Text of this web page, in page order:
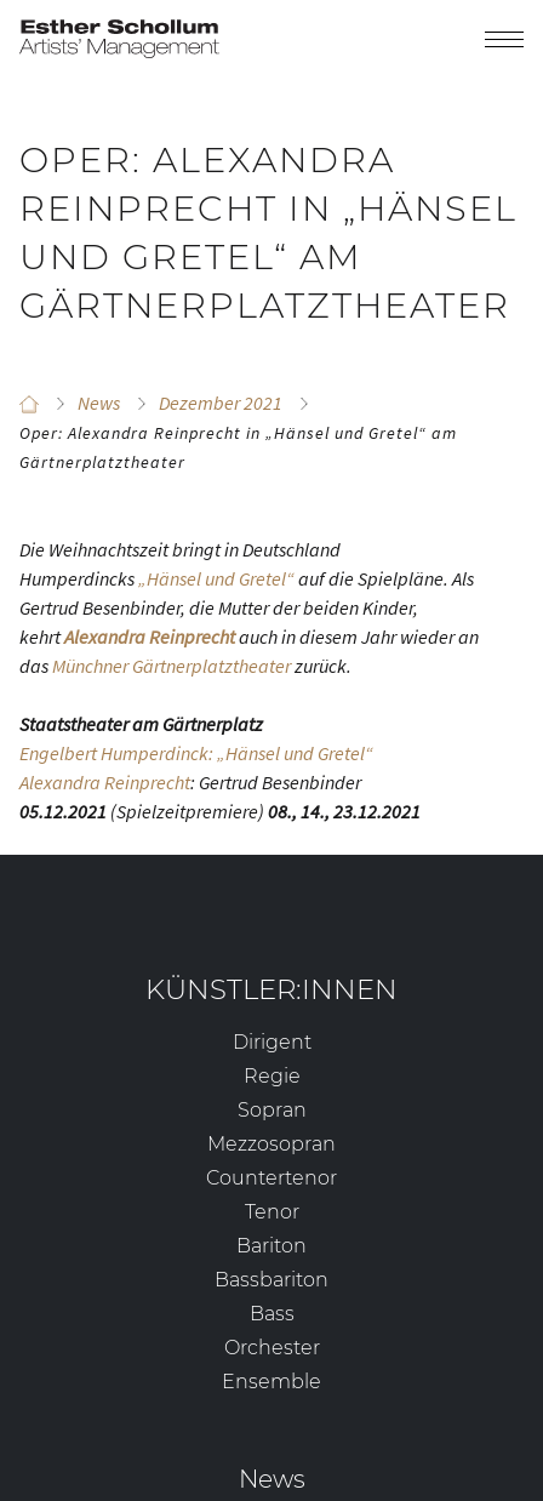
OPER: ALEXANDRA
REINPRECHT IN „HÄNSEL
UND GRETEL“ AM
GÄRTNERPLATZTHEATER
News Dezember 2021
Oper: Alexandra Reinprecht in „Hänsel und Gretel“ am
Gärtnerplatztheater
Die Weihnachtszeit bringt in Deutschland
Humperdincks„Hänsel und Gretel“auf die Spielpläne. Als
Gertrud Besenbinder, die Mutter der beiden Kinder,
kehrtAlexandra Reinprechtauch in diesem Jahr wieder an
dasMünchner Gärtnerplatztheaterzurück.
Staatstheater am Gärtnerplatz
Engelbert Humperdinck: „Hänsel und Gretel“
Alexandra Reinprecht: Gertrud Besenbinder
05.12.2021 (Spielzeitpremiere) 08., 14., 23.12.2021
KÜNSTLER:INNEN
Dirigent
Regie
Sopran
Mezzosopran
Countertenor
Tenor
Bariton
Bassbariton
Bass
Orchester
Ensemble
News